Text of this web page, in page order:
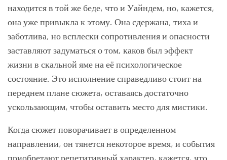
находится в той же беде, что и Уайндем, но, кажется,
она уже привыкла к этому. Она сдержана, тиха и
заботлива, но всплески сопротивления и опасности
заставляют задуматься о том, каков был эффект
жизни в скальной яме на её психологическое
состояние. Это исполнение справедливо стоит на
переднем плане сюжета, оставаясь достаточно
ускользающим, чтобы оставить место для мистики.
Когда сюжет поворачивает в определенном
направлении, он тянется некоторое время, и события
приобретают репетитивный характер, кажется, что